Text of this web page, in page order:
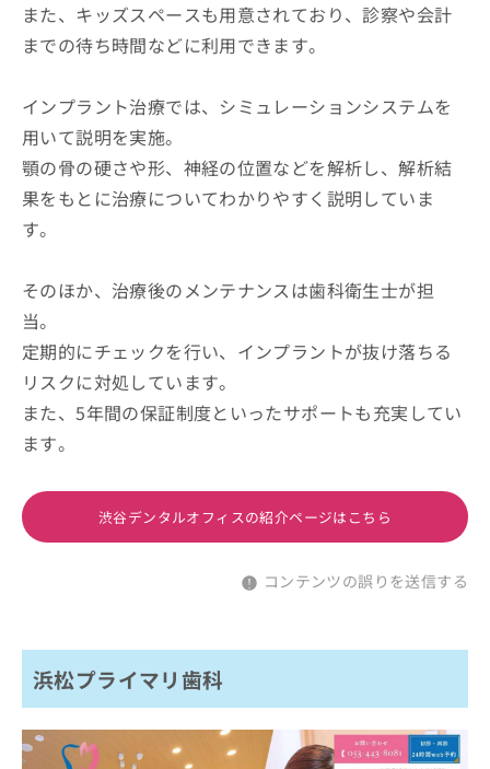
また、キッズスペースも用意されており、診察や会計
までの待ち時間などに利用できます。
インプラント治療では、シミュレーションシステムを
用いて説明を実施。
顎の骨の硬さや形、神経の位置などを解析し、解析結
果をもとに治療についてわかりやすく説明していま
す。
そのほか、治療後のメンテナンスは歯科衛生士が担
当。
定期的にチェックを行い、インプラントが抜け落ちる
リスクに対処しています。
また、5年間の保証制度といったサポートも充実してい
ます。
渋谷デンタルオフィスの紹介ページはこちら
コンテンツの誤りを送信する
浜松プライマリ歯科